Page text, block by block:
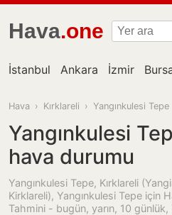
Hava.one
İstanbul Ankara İzmir
Hava › Kırklareli › Yangınkulesi Tepe
Yangınkulesi
hava durumu
Yangınkulesi Tepe, Kırklareli
Kirklareli), Yangınkulesi Tepe için
Tahmini - bugün, yarın, 10